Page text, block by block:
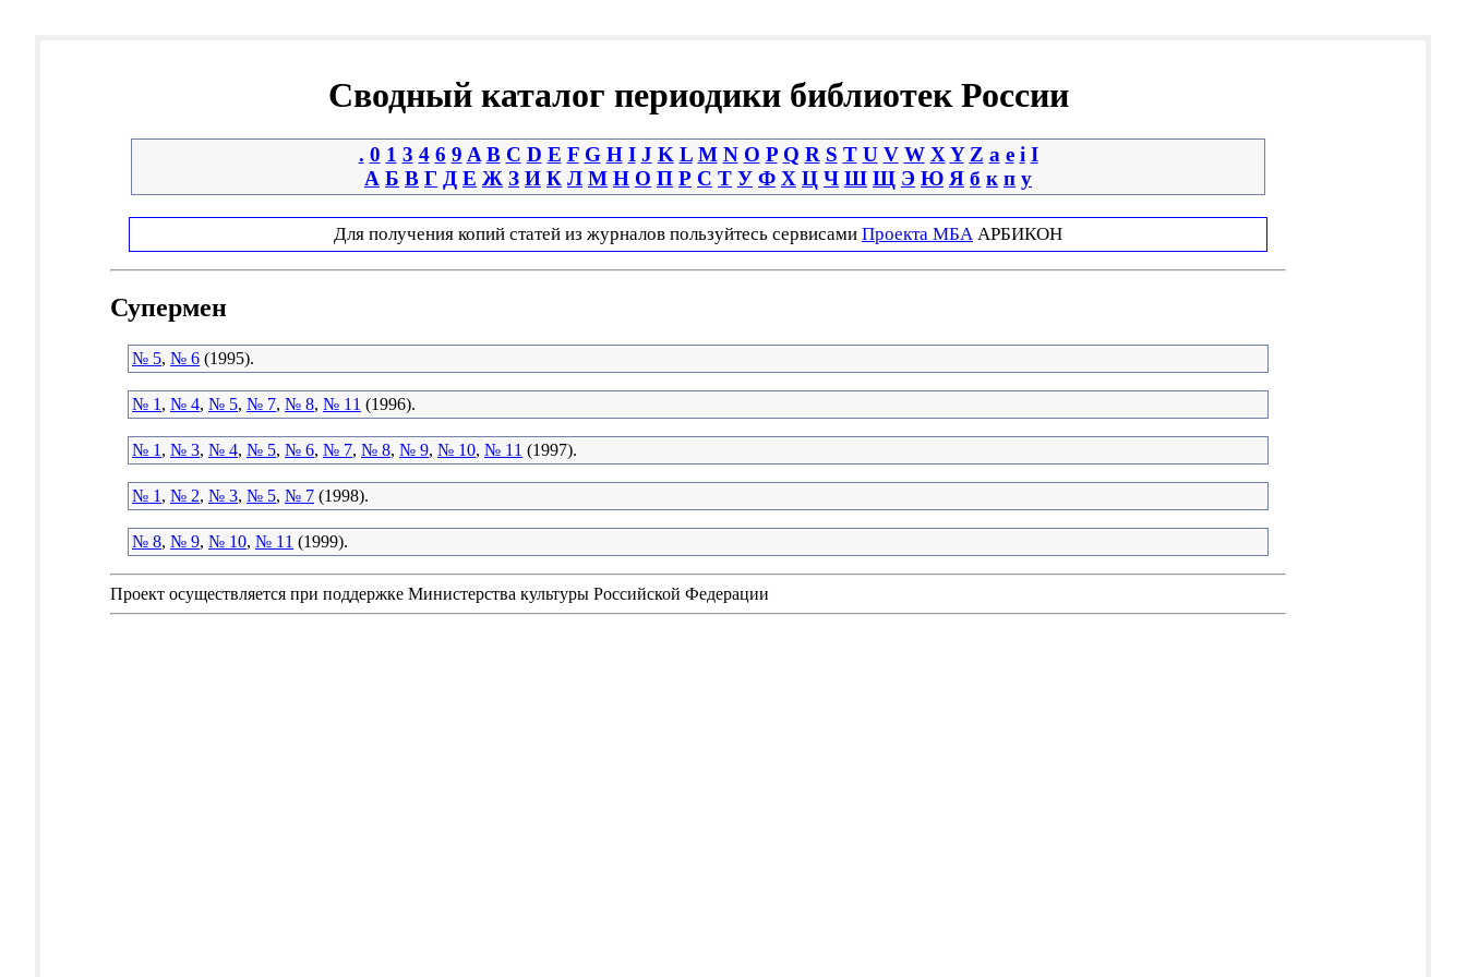
Сводный каталог периодики библиотек России
. 0 1 3 4 6 9 A B C D E F G H I J K L M N O P Q R S T U V W X Y Z a e i І
А Б В Г Д Е Ж З И К Л М Н О П Р С Т У Ф Х Ц Ч Ш Щ Э Ю Я б к п у
Для получения копий статей из журналов пользуйтесь сервисами Проекта МБА АРБИКОН
Супермен
№ 5, № 6 (1995).
№ 1 , № 4, № 5, № 7, № 8, № 11 (1996).
№ 1 , № 3, № 4, № 5, № 6, № 7, № 8, № 9, № 10, № 11 (1997).
№ 1 , № 2, № 3, № 5, № 7 (1998).
№ 8, № 9, № 10, № 11 (1999).
Проект осуществляется при поддержке Министерства культуры Российской Федерации